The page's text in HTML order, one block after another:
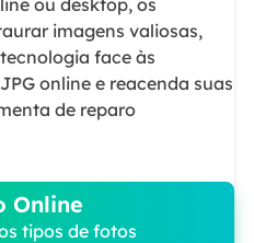
imagens valiosas,
face às
online e reacenda suas
de reparo
Online
tipos de fotos